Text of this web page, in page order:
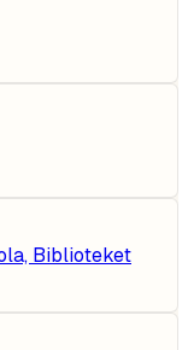
Biblioteket